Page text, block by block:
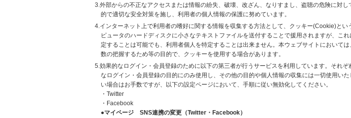
3.外部からの不正なアクセスまたは情報の紛失、破壊、改ざん、なりすまし、盗聴の危険に対
的で適切な安全対策を施し、利用者の個人情報の保護に努めています。
4.インターネット上で利用者の嗜好に関する情報を収集する方法として、クッキー(Cookie)と
ピュータのハードディスクに小さなテキストファイルを送付することで援用されますが、こ
定することは可能でも、利用者個人を特定することは出来ません。本ウェブサイトにおいて
数の把握するため等の目的で、クッキーを使用する場合があります。
5.効果的なログイン・会員登録のために以下の第三者が行うサービスを利用しています。それ
なログイン・会員登録の目的にのみ使用し、その他の目的や個人情報の収集には一切使用い
い場合はお手数ですが、以下の設定ページにおいて、手順に従い無効化してください。
・Twitter
・Facebook
●マイページ SNS連携の変更（Twitter・Facebook）